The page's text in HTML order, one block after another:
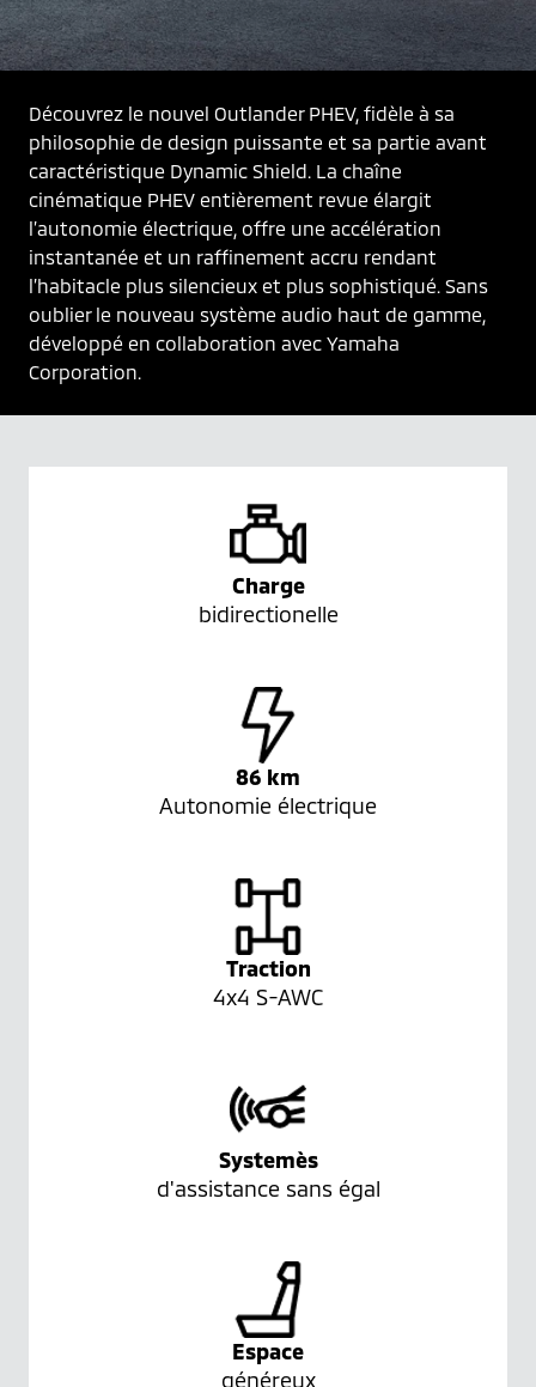
Découvrez le nouvel Outlander PHEV, fidèle à sa
philosophie de design puissante et sa partie avant
caractéristique Dynamic Shield. La chaîne
cinématique PHEV entièrement revue élargit
l’autonomie électrique, offre une accélération
instantanée et un raffinement accru rendant
l’habitacle plus silencieux et plus sophistiqué. Sans
oublier le nouveau système audio haut de gamme,
développé en collaboration avec Yamaha
Corporation.
Charge
bidirectionelle
86 km
Autonomie électrique
Traction
4x4 S-AWC
Systemès
d'assistance sans égal
Espace
généreux